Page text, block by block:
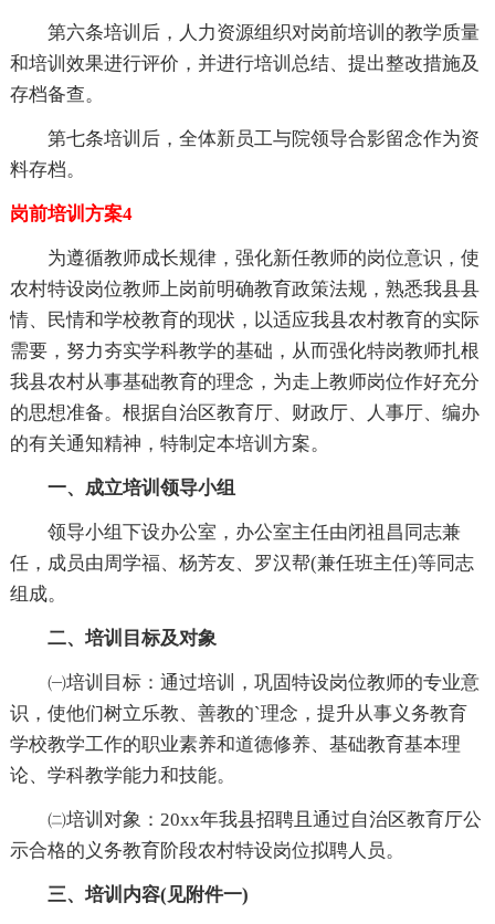
第六条培训后，人力资源组织对岗前培训的教学质量
和培训效果进行评价，并进行培训总结、提出整改措施及
存档备查。
第七条培训后，全体新员工与院领导合影留念作为资
料存档。
岗前培训方案4
为遵循教师成长规律，强化新任教师的岗位意识，使
农村特设岗位教师上岗前明确教育政策法规，熟悉我县县
情、民情和学校教育的现状，以适应我县农村教育的实际
需要，努力夯实学科教学的基础，从而强化特岗教师扎根
我县农村从事基础教育的理念，为走上教师岗位作好充分
的思想准备。根据自治区教育厅、财政厅、人事厅、编办
的有关通知精神，特制定本培训方案。
一、成立培训领导小组
领导小组下设办公室，办公室主任由闭祖昌同志兼
任，成员由周学福、杨芳友、罗汉帮(兼任班主任)等同志
组成。
二、培训目标及对象
㈠培训目标：通过培训，巩固特设岗位教师的专业意
识，使他们树立乐教、善教的`理念，提升从事义务教育
学校教学工作的职业素养和道德修养、基础教育基本理
论、学科教学能力和技能。
㈡培训对象：20xx年我县招聘且通过自治区教育厅公
示合格的义务教育阶段农村特设岗位拟聘人员。
三、培训内容(见附件一)